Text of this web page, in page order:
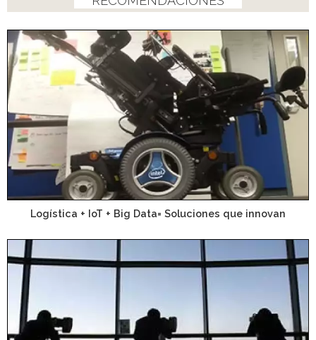
Logística + IoT + Big Data= Soluciones que innovan